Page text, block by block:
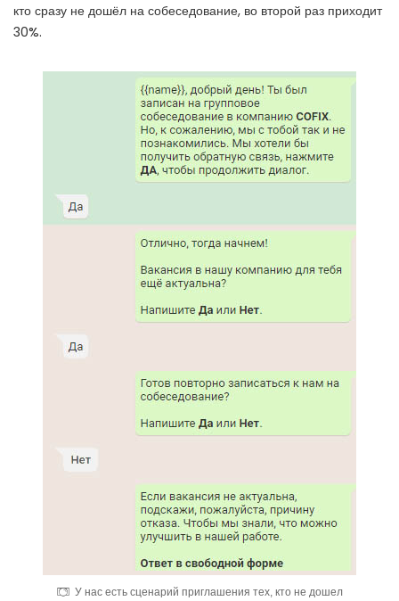
кто сразу не дошёл на собеседование, во второй раз приходит
30%.
У нас есть сценарий приглашения тех, кто не дошел